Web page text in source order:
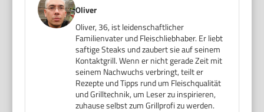
Oliver
Oliver, 36, ist leidenschaftlicher
Familienvater und Fleischliebhaber. Er liebt
saftige Steaks und zaubert sie auf seinem
Kontaktgrill. Wenn er nicht gerade Zeit mit
seinem Nachwuchs verbringt, teilt er
Rezepte und Tipps rund um Fleischqualität
und Grilltechnik, um Leser zu inspirieren,
zuhause selbst zum Grillprofi zu werden.